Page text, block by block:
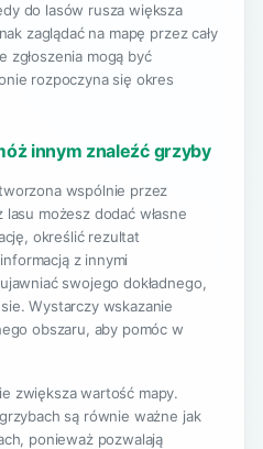
do lasów rusza większa
zaglądać na mapę przez cały
zgłoszenia mogą być
rozpoczyna się okres
innym znaleźć grzyby
wspólnie przez
możesz dodać własne
określić rezultat
z innymi
swojego dokładnego,
Wystarczy wskazanie
obszaru, aby pomóc w
zwiększa wartość mapy.
są równie ważne jak
ponieważ pozwalają